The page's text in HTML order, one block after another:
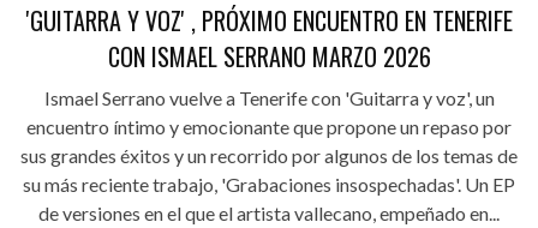
'GUITARRA Y VOZ' , PRÓXIMO ENCUENTRO EN TENERIFE
CON ISMAEL SERRANO MARZO 2026
Ismael Serrano vuelve a Tenerife con 'Guitarra y voz', un
encuentro íntimo y emocionante que propone un repaso por
sus grandes éxitos y un recorrido por algunos de los temas de
su más reciente trabajo, 'Grabaciones insospechadas'. Un EP
de versiones en el que el artista vallecano, empeñado en...